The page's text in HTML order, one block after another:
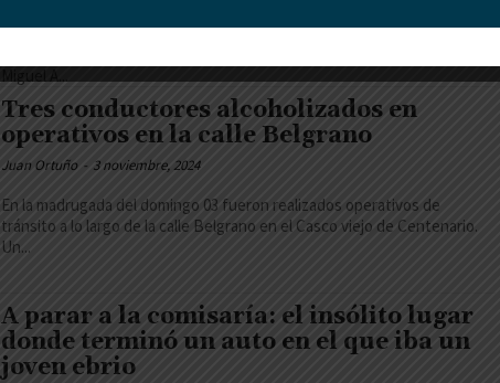
Un incendio destruyó por completo un depósito en Neuquén capital en
Tres conductores alcoholizados en
operativos en la calle Belgrano
Juan Ortuño - 3 noviembre, 2024
En la madrugada del domingo 03 fueron realizados operativos de
tránsito a lo largo de la calle Belgrano en el Casco viejo de Centenario.
Un...
A parar a la comisaría: el insólito lugar
donde terminó un auto en el que iba un
joven ebrio